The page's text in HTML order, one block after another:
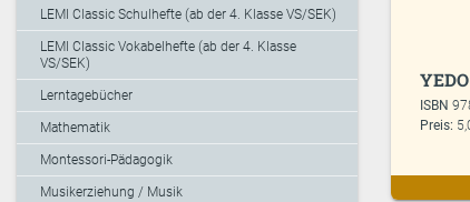
LEMI Classic Schulhefte (ab der 4. Klasse VS/SEK)
LEMI Classic Vokabelhefte (ab der 4. Klasse
VS/SEK)
Lerntagebücher
Mathematik
Montessori-Pädagogik
Musikerziehung / Musik
ISBN
Preis: